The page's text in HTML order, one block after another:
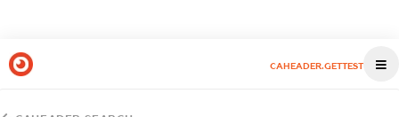
CAHEADER.GETTEST